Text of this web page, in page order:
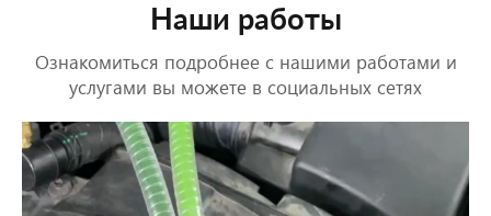
Наши работы
Ознакомиться подробнее с нашими работами и
услугами вы можете в социальных сетях